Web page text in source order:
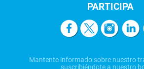
PARTICIPA
Mantente informado sobre nuestro
suscribiéndote a nuestro